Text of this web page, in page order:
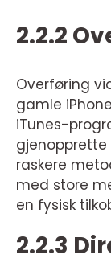
2.2.2
Overføring
gamle
iTunes-
raskere
med store
en fysisk
2.2.3